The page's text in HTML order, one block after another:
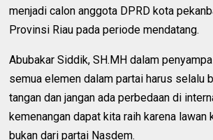
menjadi calon anggota DPRD kota
Provinsi Riau pada periode mendatang.
Abubakar Siddik, SH.MH dalam
semua elemen dalam partai harus selalu
tangan dan jangan ada perbedaan di
kemenangan dapat kita raih karena
bukan dari partai Nasdem.